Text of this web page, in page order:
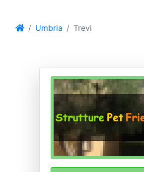
Umbria Trevi